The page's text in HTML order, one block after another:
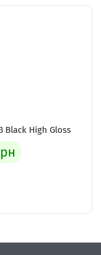
Black High Gloss